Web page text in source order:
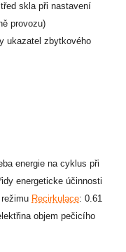
skla při nastavení
provozu)
ukazatel zbytkového
energie na cyklus při
energeticke účinnosti
Recirkulace: 0.61
objem pečicího